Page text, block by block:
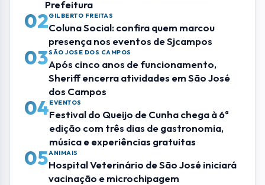
Prefeitura
02GILBERTO FREITAS
Coluna Social: confira quem marcou
presença nos eventos de Sjcampos
03SÃO JOSE DOS CAMPOS
Após cinco anos de funcionamento,
Sheriff encerra atividades em São José
dos Campos
04EVENTOS
Festival do Queijo de Cunha chega à 6ª
edição com três dias de gastronomia,
música e experiências gratuitas
05ANIMAIS
Hospital Veterinário de São José iniciará
vacinação e microchipagem